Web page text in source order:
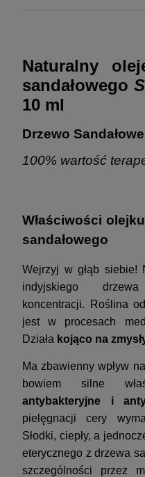
Naturalny
sandałowego
10 ml
Drzewo
100% wartość
Właściwości
sandałowego
Wejrzyj w głąb siebie!
indyjskiego
koncentracji. Roślina
jest w procesach
Działa kojąco na
Ma zbawienny wpływ
bowiem silne
antybakteryjne i
pielęgnacji cery
Słodki, ciepły, a
eterycznego z drzewa
szczególności przez